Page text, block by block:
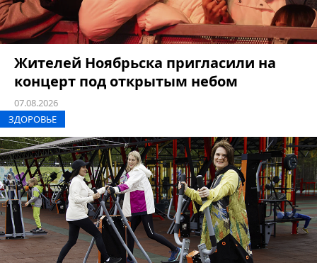
Жителей Ноябрьска пригласили на
концерт под открытым небом
07.08.2026
ЗДОРОВЬЕ